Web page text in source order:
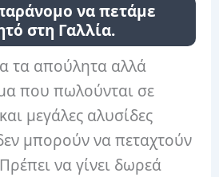
να πετάμε
στη Γαλλία.
τα απούλητα αλλά
που πωλούνται σε
μεγάλες αλυσίδες
μπορούν να πεταχτούν
να γίνει δωρεά